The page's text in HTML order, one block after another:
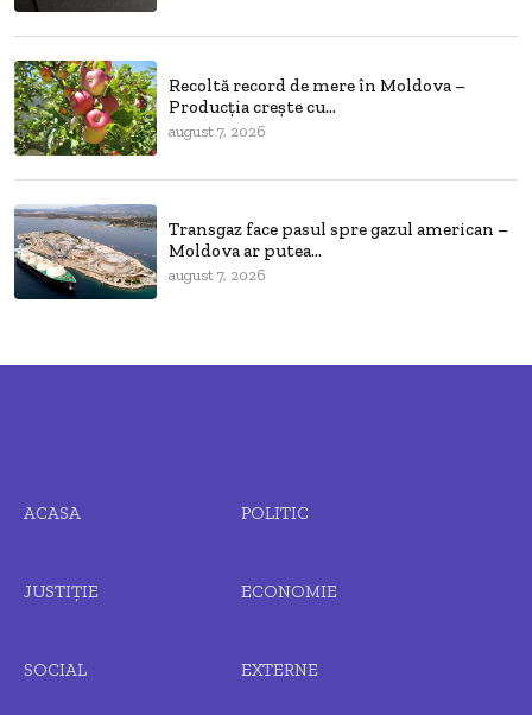
Recoltă record de mere în Moldova –
Producția crește cu...
august 7, 2026
Transgaz face pasul spre gazul american –
Moldova ar putea...
august 7, 2026
ACASA POLITIC
JUSTIȚIE ECONOMIE
SOCIAL EXTERNE